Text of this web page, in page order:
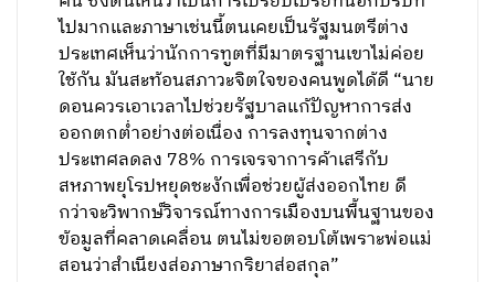
ไปมากและภาษาเช่นนี้ตนเคยเป็นรัฐมนตรีต่าง
ประเทศเห็นว่านักการทูตที่มีมาตรฐานเขาไม่ค่อย
ใช้กัน มันสะท้อนสภาวะจิตใจของคนพูดได้ดี “นาย
ดอนควรเอาเวลาไปช่วยรัฐบาลแก้ปัญหาการส่ง
ออกตกต่ำอย่างต่อเนื่อง การลงทุนจากต่าง
ประเทศลดลง 78% การเจรจาการค้าเสรีกับ
สหภาพยุโรปหยุดชะงักเพื่อช่วยผู้ส่งออกไทย ดี
กว่าจะวิพากษ์วิจารณ์ทางการเมืองบนพื้นฐานของ
ข้อมูลที่คลาดเคลื่อน ตนไม่ขอตอบโต้เพราะพ่อแม่
สอนว่าสำเนียงส่อภาษากริยาส่อสกุล”